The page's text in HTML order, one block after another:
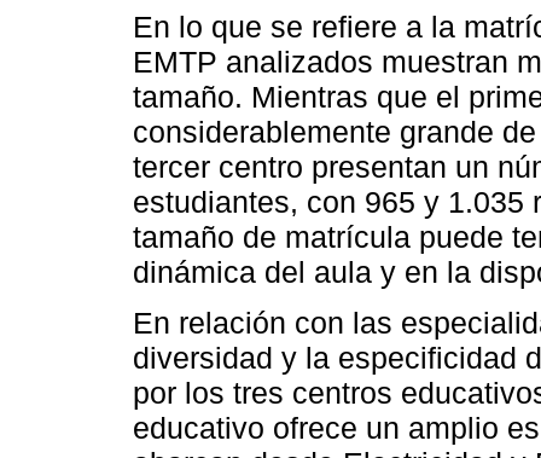
En lo que se refiere a la
EMTP analizados muestran
tamaño. Mientras que el
considerablemente grande
tercer centro presentan un
estudiantes, con 965 y 1.035
tamaño de matrícula puede
dinámica del aula y en la
En relación con las
diversidad y la especificidad
por los tres centros
educativo ofrece un amplio